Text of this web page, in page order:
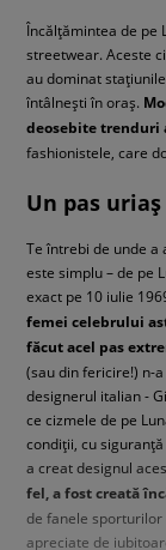
Încălțămintea de pe
streetwear. Aceste
au dominat
întâlnești în oraș.
deosebite trenduri
fashionistele, care
Un pas
Te întrebi de unde a
este simplu – de pe
exact pe 10 iulie
femei celebrului
făcut acel pas
(sau din fericire!) n-
designerul italian -
ce cizmele de pe
condiții, cu
a creat designul
fel, a fost creată
de fanele sporturilor
apreciate de